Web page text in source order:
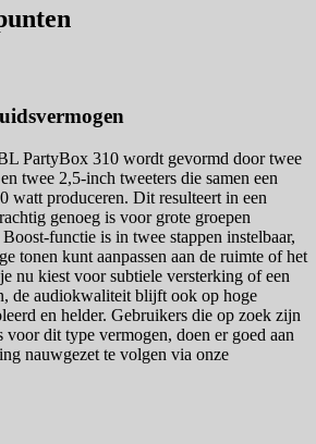
PartyBox 310 wordt gevormd door twee
twee 2,5-inch tweeters die samen een
watt produceren. Dit resulteert in een
genoeg is voor grote groepen
functie is in twee stappen instelbaar,
tonen kunt aanpassen aan de ruimte of het
nu kiest voor subtiele versterking of een
de audiokwaliteit blijft ook op hoge
en helder. Gebruikers die op zoek zijn
voor dit type vermogen, doen er goed aan
nauwgezet te volgen via onze